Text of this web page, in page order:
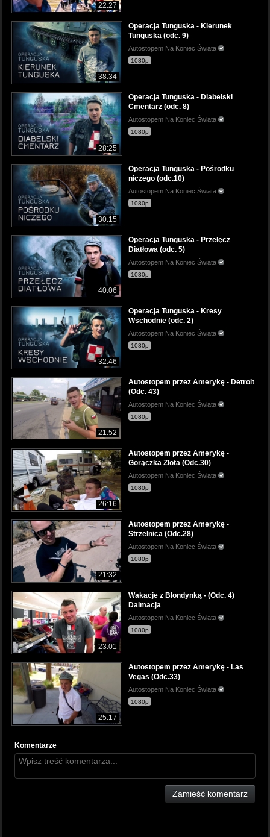
22:27
38:34
Operacja Tunguska - Kierunek
Tunguska (odc. 9)
Autostopem Na Koniec Świata
1080p
28:25
Operacja Tunguska - Diabelski
Cmentarz (odc. 8)
Autostopem Na Koniec Świata
1080p
30:15
Operacja Tunguska - Pośrodku
niczego (odc.10)
Autostopem Na Koniec Świata
1080p
40:06
Operacja Tunguska - Przełęcz
Diatłowa (odc. 5)
Autostopem Na Koniec Świata
1080p
32:46
Operacja Tunguska - Kresy
Wschodnie (odc. 2)
Autostopem Na Koniec Świata
1080p
21:52
Autostopem przez Amerykę - Detroit
(Odc. 43)
Autostopem Na Koniec Świata
1080p
26:16
Autostopem przez Amerykę -
Gorączka Złota (Odc.30)
Autostopem Na Koniec Świata
1080p
21:32
Autostopem przez Amerykę -
Strzelnica (Odc.28)
Autostopem Na Koniec Świata
1080p
23:01
Wakacje z Blondynką - (Odc. 4)
Dalmacja
Autostopem Na Koniec Świata
1080p
25:17
Autostopem przez Amerykę - Las
Vegas (Odc.33)
Autostopem Na Koniec Świata
1080p
Komentarze
Zamieść komentarz